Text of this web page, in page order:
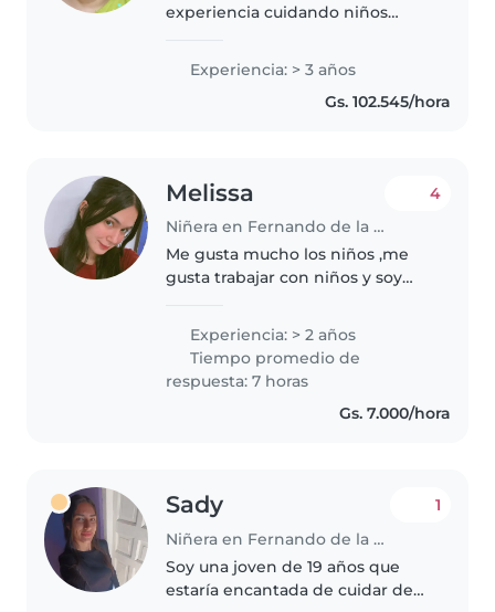
experiencia cuidando niños
sencillas para ellos. Vivo cerca y
no tengo coche, pero puedo
Experiencia: > 3 años
Gs. 102.545/hora
Melissa
Niñera en Fernando de la Mora
4
Me gusta mucho los niños ,me
gusta trabajar con niños y soy
con TEA en el año 2025 trabajé
como maestra auxiliar en el nivel
inicial por 1 año completo
Experiencia: > 2 años
Tiempo promedio de
respuesta: 7 horas
Gs. 7.000/hora
Sady
Niñera en Fernando de la Mora
1
Soy una joven de 19 años que
estaría encantada de cuidar de